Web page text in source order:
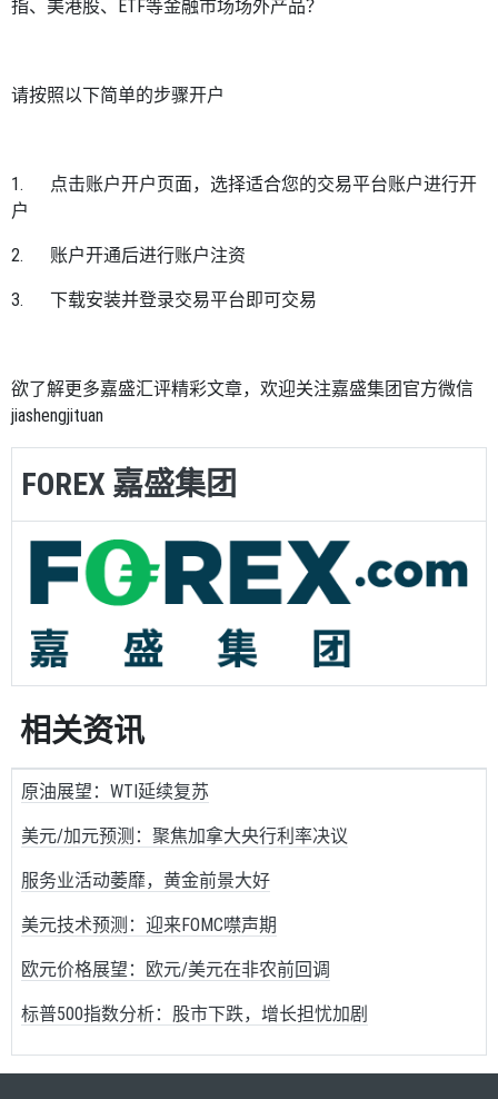
指、美港股、 ETF等金融市场场外产品？
请按照以下简单的步骤开户
1. 点击账户开户页面，选择适合您的交易平台账户进行开
户
2. 账户开通后进行账户注资
3. 下载安装并登录交易平台即可交易
欲了解更多嘉盛汇评精彩文章，欢迎关注嘉盛集团官方微信
jiashengjituan
FOREX 嘉盛集团
相关资讯
原油展望：WTI延续复苏
美元/加元预测：聚焦加拿大央行利率决议
服务业活动萎靡，黄金前景大好
美元技术预测：迎来FOMC噤声期
欧元价格展望：欧元/美元在非农前回调
标普500指数分析：股市下跌，增长担忧加剧